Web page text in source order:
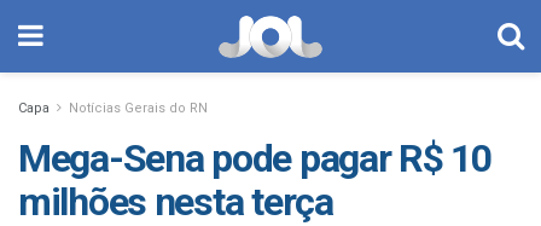
Capa Notícias Gerais do RN
Mega-Sena pode pagar R$ 10
milhões nesta terça